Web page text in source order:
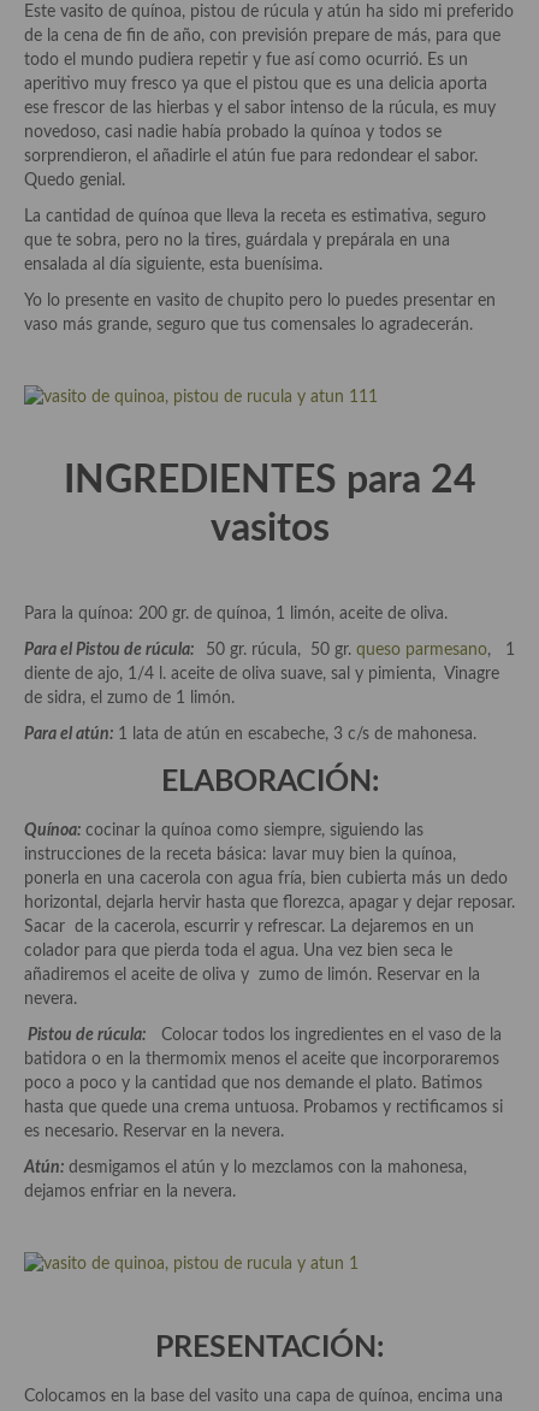
Especias, hierbas, condimentos, espesantes y aditivos
Historia de la gastronomía, platos celebres, cocineros, críticos,
historias culinarias y otras cosas
Origen y evolución de la comida
Protocolo y buenas maneras.
Ocio – restaurantes, bares, tabernas
En El Candelero
Recetas
Aderezos, salsas, vinagretas, especias, hierbas aromáticas o
aditivos
Especias, mezclas de especias
Hierbas aromáticas
Mojos y pastas
Sales y polvos
Salsas y mojos
Adobos
Aperitivos
Bebidas
Bocadillos, hamburguesas, sándwich, emparedados, tostas y
Entrantes y primeros platos
Gazpachos, salmorejos, sopas y cremas frías
Quínoa
Este vasito de quínoa, pistou de rúcula y atún ha sido mi preferido
de la cena de fin de año, con previsión prepare de más, para que
todo el mundo pudiera repetir y fue así como ocurrió. Es un
aperitivo muy fresco ya que el pistou que es una delicia aporta
ese frescor de las hierbas y el sabor intenso de la rúcula, es muy
novedoso, casi nadie había probado la quínoa y todos se
sorprendieron, el añadirle el atún fue para redondear el sabor.
Quedo genial.
La cantidad de quínoa que lleva la receta es estimativa, seguro
que te sobra, pero no la tires, guárdala y prepárala en una
ensalada al día siguiente, esta buenísima.
Yo lo presente en vasito de chupito pero lo puedes presentar en
vaso más grande, seguro que tus comensales lo agradecerán.
INGREDIENTES para 24
vasitos
Para la quínoa: 200 gr. de quínoa, 1 limón, aceite de oliva.
Para el Pistou de rúcula: 50 gr. rúcula, 50 gr. queso parmesano, 1
diente de ajo, 1/4 l. aceite de oliva suave, sal y pimienta, Vinagre
de sidra, el zumo de 1 limón.
Para el atún: 1 lata de atún en escabeche, 3 c/s de mahonesa.
ELABORACIÓN:
Quínoa: cocinar la quínoa como siempre, siguiendo las
instrucciones de la receta básica: lavar muy bien la quínoa,
ponerla en una cacerola con agua fría, bien cubierta más un dedo
horizontal, dejarla hervir hasta que florezca, apagar y dejar reposar.
Sacar de la cacerola, escurrir y refrescar. La dejaremos en un
colador para que pierda toda el agua. Una vez bien seca le
añadiremos el aceite de oliva y zumo de limón. Reservar en la
nevera.
Pistou de rúcula: Colocar todos los ingredientes en el vaso de la
batidora o en la thermomix menos el aceite que incorporaremos
poco a poco y la cantidad que nos demande el plato. Batimos
hasta que quede una crema untuosa. Probamos y rectificamos si
es necesario. Reservar en la nevera.
Atún: desmigamos el atún y lo mezclamos con la mahonesa,
dejamos enfriar en la nevera.
PRESENTACIÓN:
Colocamos en la base del vasito una capa de quínoa, encima una